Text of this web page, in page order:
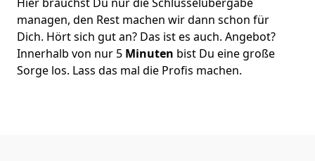
managen, den Rest machen wir dann schon für
Dich. Hört sich gut an? Das ist es auch. Angebot?
Innerhalb von nur 5 Minuten bist Du eine große
Sorge los. Lass das mal die Profis machen.